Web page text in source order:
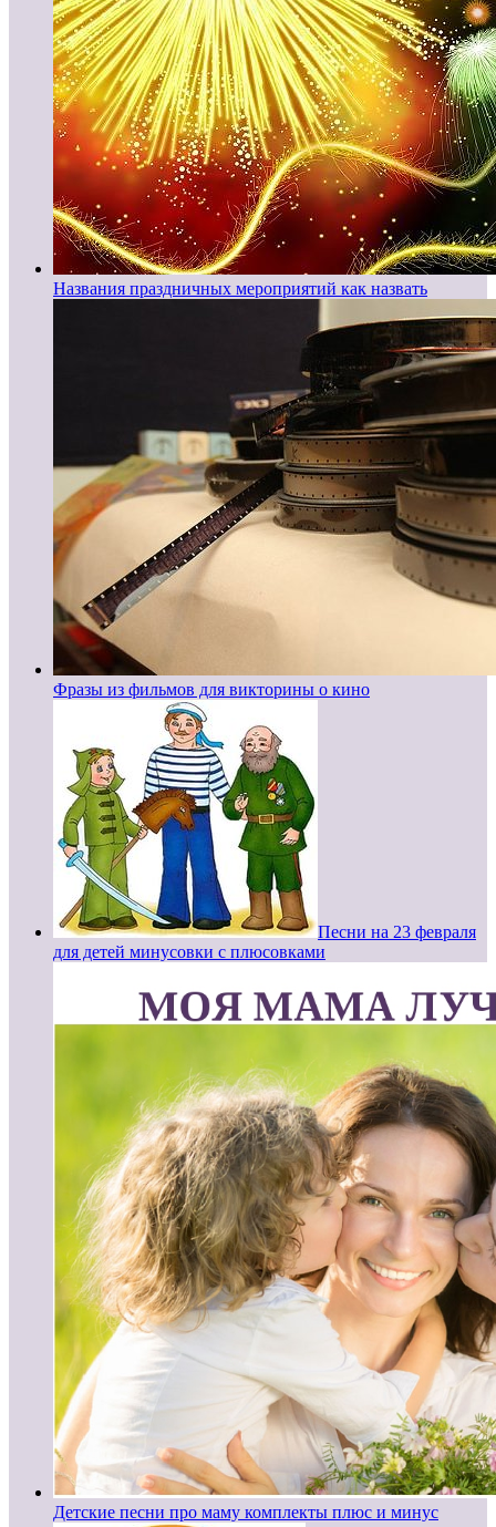
Названия праздничных мероприятий как назвать
Фразы из фильмов для викторины о кино
Песни на 23 февраля
для детей минусовки с плюсовками
Детские песни про маму комплекты плюс и минус